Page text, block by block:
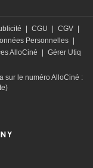
| CGU | CGV |
Personnelles |
AlloCiné | Gérer Utiq
sur le numéro AlloCiné :